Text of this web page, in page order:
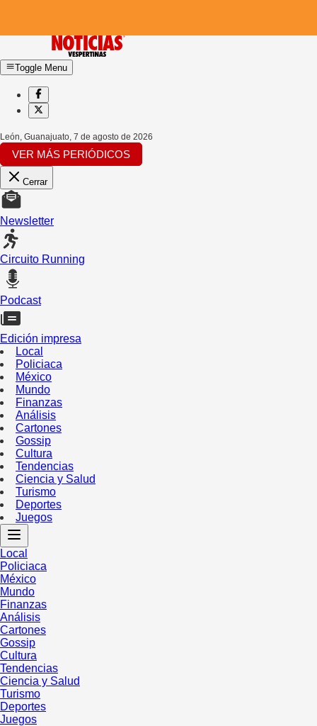
Toggle Menu
León, Guanajuato, 7 de agosto de 2026
VER MÁS PERIÓDICOS
Cerrar
Newsletter
Circuito Running
Podcast
Edición impresa
Local
Policiaca
México
Mundo
Finanzas
Análisis
Cartones
Gossip
Cultura
Tendencias
Ciencia y Salud
Turismo
Deportes
Juegos
Local
Policiaca
México
Mundo
Finanzas
Análisis
Cartones
Gossip
Cultura
Tendencias
Ciencia y Salud
Turismo
Deportes
Juegos